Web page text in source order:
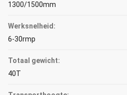
1300/1500mm
Werksnelheid:
6-30rmp
Totaal gewicht:
40T